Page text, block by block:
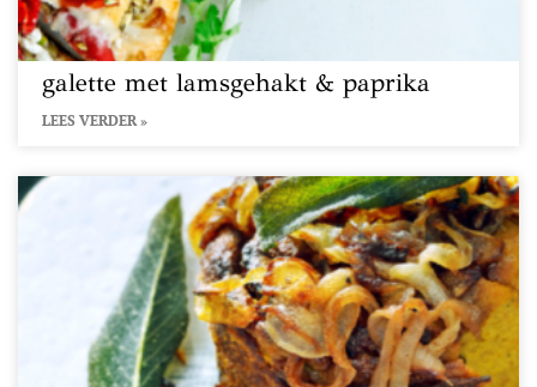
galette met lamsgehakt & paprika
LEES VERDER »